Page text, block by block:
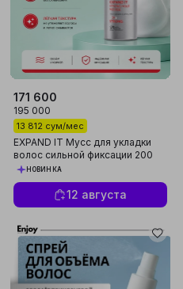
171 600
195 000
13 812 сум/мес
EXPAND IT Мусс для укладки
волос сильной фиксации 200
мл НОВИНКА
12 августа